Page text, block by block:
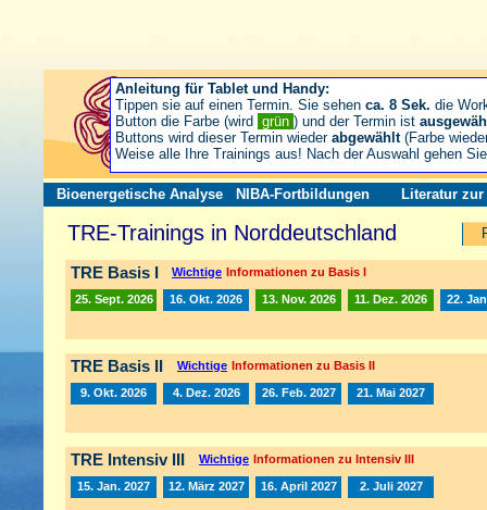
Bioenergetische Analyse NIBA-Fortbildungen Literatur zur
TRE-Trainings in Norddeutschland
TRE Basis I Wichtige Informationen zu Basis I
25. Sept. 2026 16. Okt. 2026 13. Nov. 2026 11. Dez. 2026 22.
TRE Basis II Wichtige Informationen zu Basis II
9. Okt. 2026 4. Dez. 2026 26. Feb. 2027 21. Mai 2027
TRE Intensiv III Wichtige Informationen zu Intensiv III
15. Jan. 2027 12. März 2027 16. April 2027 2. Juli 2027
Anleitung für Tablet und Handy:
Tippen sie auf einen Termin. Sie sehen ca. 8 Sek. die
Button die Farbe (wird grün ) und der Termin ist
Buttons wird dieser Termin wieder abgewählt(Farbe
Weise alle Ihre Trainings aus! Nach der Auswahl gehen